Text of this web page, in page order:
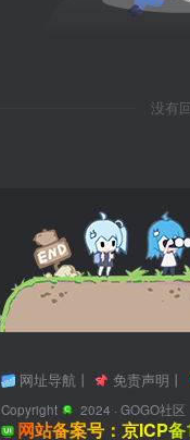
没有
网址导航 丨 免责声明 丨
Copyright 2024 · GOGO社区
网站备案号：京ICP